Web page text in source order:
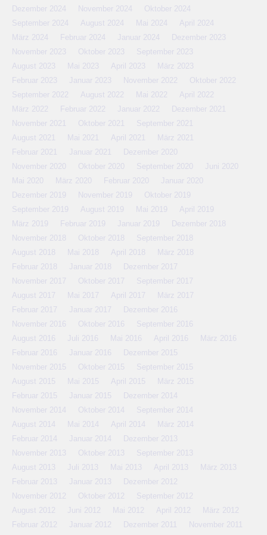
Dezember 2024
November 2024
Oktober 2024
September 2024
August 2024 Mai 2024
April 2024
März 2024
Februar 2024 Januar 2024
Dezember 2023
November 2023
Oktober 2023
September 2023
August 2023
Mai 2023 April 2023
März 2023
Februar 2023
Januar 2023 November 2022
Oktober 2022
September 2022
August 2022 Mai 2022
April 2022
März 2022
Februar 2022 Januar 2022
Dezember 2021
November 2021
Oktober 2021
September 2021
August 2021
Mai 2021 April 2021
März 2021
Februar 2021
Januar 2021
Dezember 2020
November 2020
Oktober 2020 September 2020
Juni 2020
Mai 2020
März 2020 Februar 2020
Januar 2020
Dezember 2019
November 2019
Oktober 2019
September 2019
August 2019 Mai 2019
April 2019
März 2019
Februar 2019 Januar 2019
Dezember 2018
November 2018
Oktober 2018
September 2018
August 2018
Mai 2018 April 2018
März 2018
Februar 2018
Januar 2018
Dezember 2017
November 2017
Oktober 2017
September 2017
August 2017
Mai 2017 April 2017
März 2017
Februar 2017
Januar 2017
Dezember 2016
November 2016
Oktober 2016
September 2016
August 2016
Juli 2016 Mai 2016 April 2016
März 2016
Februar 2016
Januar 2016
Dezember 2015
November 2015
Oktober 2015
September 2015
August 2015
Mai 2015 April 2015
März 2015
Februar 2015
Januar 2015
Dezember 2014
November 2014
Oktober 2014
September 2014
August 2014
Mai 2014 April 2014
März 2014
Februar 2014
Januar 2014
Dezember 2013
November 2013
Oktober 2013
September 2013
August 2013
Juli 2013 Mai 2013 April 2013
März 2013
Februar 2013
Januar 2013
Dezember 2012
November 2012
Oktober 2012
September 2012
August 2012
Juni 2012 Mai 2012 April 2012
März 2012
Februar 2012
Januar 2012 Dezember 2011
November 2011